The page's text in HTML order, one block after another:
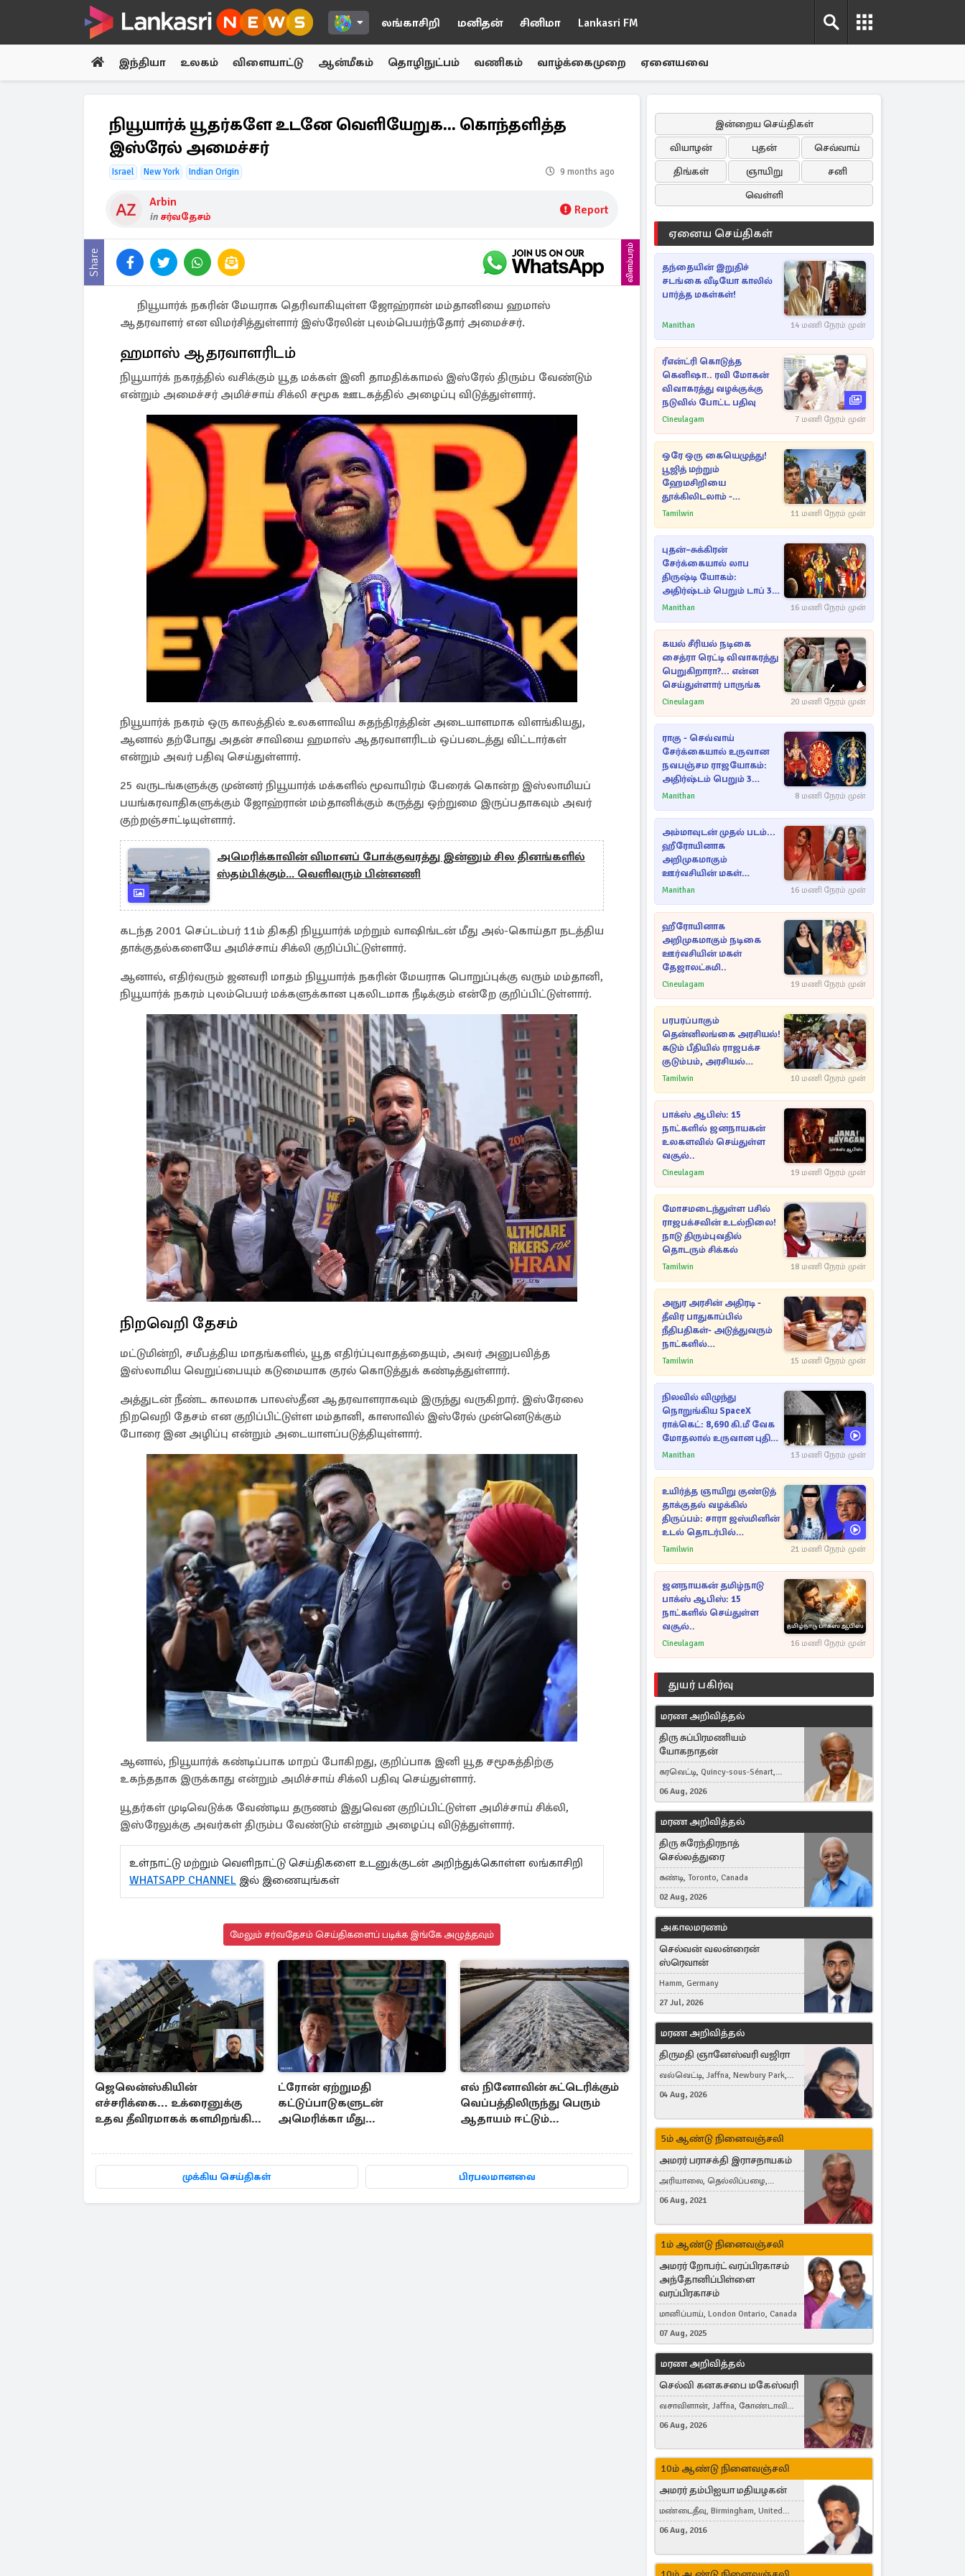
லங்காசிறி மனிதன் சினிமா Lankasri FM
இந்தியா உலகம் விளையாட்டு ஆன்மீகம் தொழிநுட்பம் வணிகம் வாழ்க்கைமுறை ஏனையவை
நியூயார்க் யூதர்களே உடனே வெளியேறுக... கொந்தளித்த
இஸ்ரேல் அமைச்சர்
Israel New York Indian Origin 9 months ago
Arbin
in சர்வதேசம் Report
Share விளம்பரம்
நியூயார்க் நகரின் மேயராக தெரிவாகியுள்ள ஜோஹ்ரான் மம்தானியை ஹமாஸ்
ஆதரவாளர் என விமர்சித்துள்ளார் இஸ்ரேலின் புலம்பெயர்ந்தோர் அமைச்சர்.
ஹமாஸ் ஆதரவாளரிடம்
நியூயார்க் நகரத்தில் வசிக்கும் யூத மக்கள் இனி தாமதிக்காமல் இஸ்ரேல் திரும்ப வேண்டும்
என்றும் அமைச்சர் அமிச்சாய் சிக்லி சமூக ஊடகத்தில் அழைப்பு விடுத்துள்ளார்.
நியூயார்க் நகரம் ஒரு காலத்தில் உலகளாவிய சுதந்திரத்தின் அடையாளமாக விளங்கியது,
ஆனால் தற்போது அதன் சாவியை ஹமாஸ் ஆதரவாளரிடம் ஒப்படைத்து விட்டார்கள்
என்றும் அவர் பதிவு செய்துள்ளார்.
25 வருடங்களுக்கு முன்னர் நியூயார்க் மக்களில் மூவாயிரம் பேரைக் கொன்ற இஸ்லாமியப்
பயங்கரவாதிகளுக்கும் ஜோஹ்ரான் மம்தானிக்கும் கருத்து ஒற்றுமை இருப்பதாகவும் அவர்
குற்றஞ்சாட்டியுள்ளார்.
அமெரிக்காவின் விமானப் போக்குவரத்து இன்னும் சில தினங்களில்
ஸ்தம்பிக்கும்... வெளிவரும் பின்னணி
கடந்த 2001 செப்டம்பர் 11ம் திகதி நியூயார்க் மற்றும் வாஷிங்டன் மீது அல்-கொய்தா நடத்திய
தாக்குதல்களையே அமிச்சாய் சிக்லி குறிப்பிட்டுள்ளார்.
ஆனால், எதிர்வரும் ஜனவரி மாதம் நியூயார்க் நகரின் மேயராக பொறுப்புக்கு வரும் மம்தானி,
நியூயார்க் நகரம் புலம்பெயர் மக்களுக்கான புகலிடமாக நீடிக்கும் என்றே குறிப்பிட்டுள்ளார்.
நிறவெறி தேசம்
மட்டுமின்றி, சமீபத்திய மாதங்களில், யூத எதிர்ப்புவாதத்தையும், அவர் அனுபவித்த
இஸ்லாமிய வெறுப்பையும் கடுமையாக குரல் கொடுத்துக் கண்டித்துள்ளார்.
அத்துடன் நீண்ட காலமாக பாலஸ்தீன ஆதரவாளராகவும் இருந்து வருகிறார். இஸ்ரேலை
நிறவெறி தேசம் என குறிப்பிட்டுள்ள மம்தானி, காஸாவில் இஸ்ரேல் முன்னெடுக்கும்
போரை இன அழிப்பு என்றும் அடையாளப்படுத்தியுள்ளார்.
ஆனால், நியூயார்க் கண்டிப்பாக மாறப் போகிறது, குறிப்பாக இனி யூத சமூகத்திற்கு
உகந்ததாக இருக்காது என்றும் அமிச்சாய் சிக்லி பதிவு செய்துள்ளார்.
யூதர்கள் முடிவெடுக்க வேண்டிய தருணம் இதுவென குறிப்பிட்டுள்ள அமிச்சாய் சிக்லி,
இஸ்ரேலுக்கு அவர்கள் திரும்ப வேண்டும் என்றும் அழைப்பு விடுத்துள்ளார்.
உள்நாட்டு மற்றும் வெளிநாட்டு செய்திகளை உடனுக்குடன் அறிந்துக்கொள்ள லங்காசிறி
WHATSAPP CHANNEL இல் இணையுங்கள்
மேலும் சர்வதேசம் செய்திகளைப் படிக்க இங்கே அழுத்தவும்
ஜெலென்ஸ்கியின்
எச்சரிக்கை... உக்ரைனுக்கு
உதவ தீவிரமாகக் களமிறங்கிய
ட்ரோன் ஏற்றுமதி
கட்டுப்பாடுகளுடன்
அமெரிக்கா மீது
எல் நினோவின் சுட்டெரிக்கும்
வெப்பத்திலிருந்து பெரும்
ஆதாயம் ஈட்டும்
முக்கிய செய்திகள் பிரபலமானவை
இன்றைய செய்திகள்
வியாழன்
புதன்
செவ்வாய்
திங்கள்
ஞாயிறு
சனி
வெள்ளி
ஏனைய செய்திகள்
தந்தையின் இறுதிச்
சடங்கை வீடியோ காலில்
பார்த்த மகள்கள்!
Manithan 14 மணி நேரம் முன்
ரீஎன்ட்ரி கொடுத்த
கெனிஷா.. ரவி மோகன்
விவாகரத்து வழக்குக்கு
நடுவில் போட்ட பதிவு
Cineulagam 7 மணி நேரம் முன்
ஒரே ஒரு கையெழுத்து!
பூஜித் மற்றும்
ஹேமசிறியை
தூக்கிலிடலாம் -
அநுரவுக்குச் சென்ற
Tamilwin 11 மணி நேரம் முன்
புதன்–சுக்கிரன்
சேர்க்கையால் லாப
திருஷ்டி யோகம்:
அதிர்ஷ்டம் பெறும் டாப் 3
ராசிகள்!
Manithan 16 மணி நேரம் முன்
கயல் சீரியல் நடிகை
சைத்ரா ரெட்டி விவாகரத்து
பெறுகிறாரா?... என்ன
செய்துள்ளார் பாருங்க
Cineulagam 20 மணி நேரம் முன்
ராகு - செவ்வாய்
சேர்க்கையால் உருவான
நவபஞ்சம ராஜயோகம்:
அதிர்ஷ்டம் பெறும் 3
ராசிகள்!
Manithan 8 மணி நேரம் முன்
அம்மாவுடன் முதல் படம்...
ஹீரோயினாக
அறிமுகமாகும்
ஊர்வசியின் மகள்
தேஜலட்சுமி!
Manithan 16 மணி நேரம் முன்
ஹீரோயினாக
அறிமுகமாகும் நடிகை
ஊர்வசியின் மகள்
தேஜாலட்சுமி..
Cineulagam 19 மணி நேரம் முன்
பரபரப்பாகும்
தென்னிலங்கை அரசியல்!
கடும் பீதியில் ராஜபக்ச
குடும்பம், அரசியல்
நட்புகள்
Tamilwin 10 மணி நேரம் முன்
பாக்ஸ் ஆபிஸ்: 15
நாட்களில் ஜனநாயகன்
உலகளவில் செய்துள்ள
வசூல்..
Cineulagam 19 மணி நேரம் முன்
மோசமடைந்துள்ள பசில்
ராஜபக்சவின் உடல்நிலை!
நாடு திரும்புவதில்
தொடரும் சிக்கல்
Tamilwin 18 மணி நேரம் முன்
அநுர அரசின் அதிரடி -
தீவிர பாதுகாப்பில்
நீதிபதிகள்- அடுத்துவரும்
நாட்களில்
அம்பலமாகவுள்ள ரகசியம்
Tamilwin 15 மணி நேரம் முன்
நிலவில் விழுந்து
நொறுங்கிய SpaceX
ராக்கெட்: 8,690 கி.மீ வேக
மோதலால் உருவான புதிய
பள்ளம்!
Manithan 13 மணி நேரம் முன்
உயிர்த்த ஞாயிறு குண்டுத்
தாக்குதல் வழக்கில்
திருப்பம்: சாரா ஜஸ்மினின்
உடல் தொடர்பில்
நீதிமன்றத்தில் வெளியான
Tamilwin 21 மணி நேரம் முன்
ஜனநாயகன் தமிழ்நாடு
பாக்ஸ் ஆபிஸ்: 15
நாட்களில் செய்துள்ள
வசூல்..
Cineulagam 16 மணி நேரம் முன்
துயர் பகிர்வு
மரண அறிவித்தல்
திரு சுப்பிரமணியம்
யோகநாதன்
கரவெட்டி, Quincy-sous-Sénart,
France
06 Aug, 2026
மரண அறிவித்தல்
திரு சுரேந்திரநாத்
செல்லத்துரை
கண்டி, Toronto, Canada
02 Aug, 2026
அகாலமரணம்
செல்வன் வலன்ரைன்
ஸ்ரெவான்
Hamm, Germany
27 Jul, 2026
மரண அறிவித்தல்
திருமதி ஞானேஸ்வரி வஜிரா
வல்வெட்டி, Jaffna, Newbury Park,
United Kingdom
04 Aug, 2026
5ம் ஆண்டு நினைவஞ்சலி
அமரர் பராசக்தி இராசநாயகம்
அரியாலை, தெல்லிப்பழை,
Montreal, Canada
06 Aug, 2021
1ம் ஆண்டு நினைவஞ்சலி
அமரர் றோபர்ட் வரப்பிரகாசம்
அந்தோனிப்பிள்ளை
வரப்பிரகாசம்
மானிப்பாய், London Ontario, Canada
07 Aug, 2025
மரண அறிவித்தல்
செல்வி கனகசபை மகேஸ்வரி
வசாவிளான், Jaffna, கோண்டாவில்
கிழக்கு
06 Aug, 2026
10ம் ஆண்டு நினைவஞ்சலி
அமரர் தம்பிஐயா மதியழகன்
மண்டைதீவு, Birmingham, United
Kingdom
06 Aug, 2016